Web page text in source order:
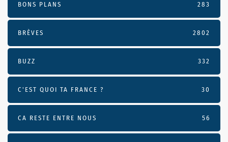
BONS PLANS 283
BRÈVES 2802
BUZZ 332
C'EST QUOI TA FRANCE ? 30
CA RESTE ENTRE NOUS 56